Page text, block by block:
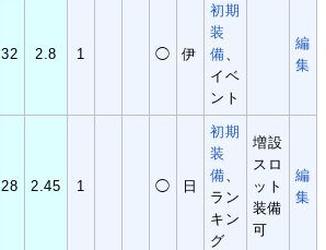
32 2.8 1 ◯ 伊
初期
装
備
イベ
ント
編
集
28 2.45 1 ◯ 日
初期
装
備
ラン
キン
グ
増設
スロ
ット
装備
可
編
集